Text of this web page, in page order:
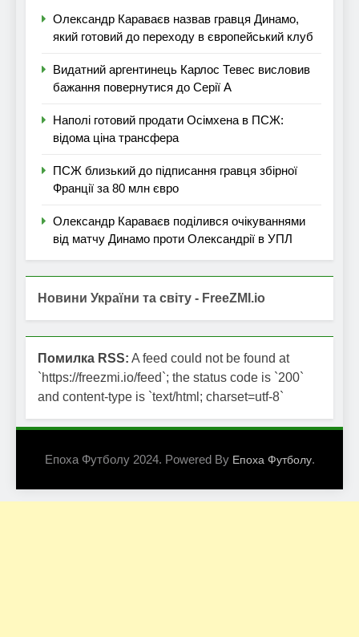
Олександр Караваєв назвав гравця Динамо,
який готовий до переходу в європейський клуб
Видатний аргентинець Карлос Тевес висловив
бажання повернутися до Серії А
Наполі готовий продати Осімхена в ПСЖ:
відома ціна трансфера
ПСЖ близький до підписання гравця збірної
Франції за 80 млн євро
Олександр Караваєв поділився очікуваннями
від матчу Динамо проти Олександрії в УПЛ
Новини України та світу - FreeZMI.io
Помилка RSS: A feed could not be found at
`https://freezmi.io/feed`; the status code is `200`
and content-type is `text/html; charset=utf-8`
Епоха Футболу 2024. Powered By Епоха Футболу.